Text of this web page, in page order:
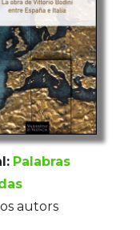
Palabras
autors